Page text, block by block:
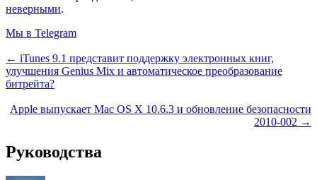
неверными.
Мы в Telegram
← iTunes 9.1 представит поддержку электронных книг,
улучшения Genius Mix и автоматическое преобразование
битрейта?
Apple выпускает Mac OS X 10.6.3 и обновление безопасности
2010-002 →
Руководства